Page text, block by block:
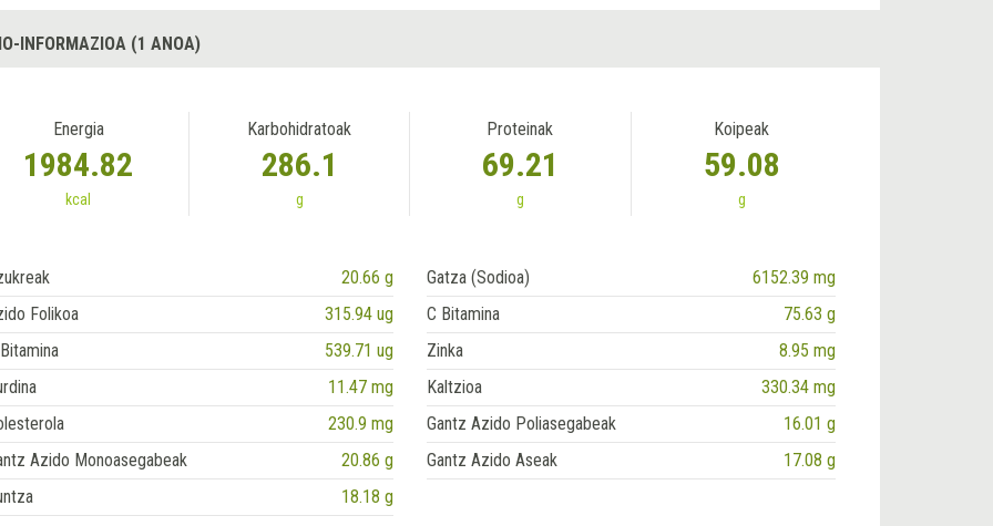
INFORMAZIOA (1 ANOA)
Energia
1984.82
kcal
Karbohidratoak
286.1
g
Proteinak
69.21
g
Koipeak
59.08
g
20.66 g Gatza (Sodioa)
6152.39 mg
Folikoa
315.94 ug C Bitamina
75.63 g
539.71 ug Zinka
8.95 mg
11.47 mg Kaltzioa
330.34 mg
230.9 mg Gantz Azido Poliasegabeak
16.01 g
Azido Monoasegabeak
20.86 g Gantz Azido Aseak
17.08 g
18.18 g